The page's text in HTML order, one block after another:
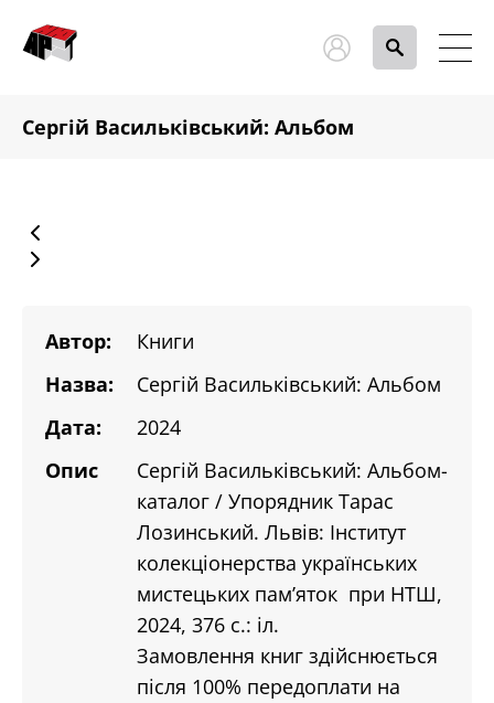
Сергій Васильківський: Альбом
Автор:
Книги
Назва:
Сергій Васильківський: Альбом
Дата:
2024
Опис
Сергій Васильківський: Альбом-
каталог / Упорядник Тарас
Лозинський. Львів: Інститут
колекціонерства українських
мистецьких пам’яток при НТШ,
2024, 376 с.: іл.
Замовлення книг здійснюється
після 100% передоплати на